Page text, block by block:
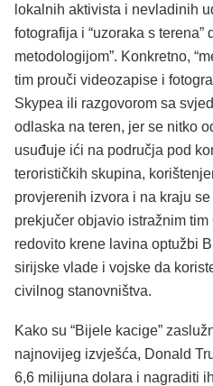
lokalnih aktivista i nevladinih
fotografija i “uzoraka s
metodologijom”. Konkretno,
tim prouči videozapise i
Skypea ili razgovorom sa
odlaska na teren, jer se nitko
usuđuje ići na područja pod
terorističkih skupina,
provjerenih izvora i na kraju
prekjučer objavio istražnim
redovito krene lavina optužbi
sirijske vlade i vojske da
civilnog stanovništva.
Kako su “Bijele kacige”
najnovijeg izvješća, Donald
6,6 milijuna dolara i nagraditi